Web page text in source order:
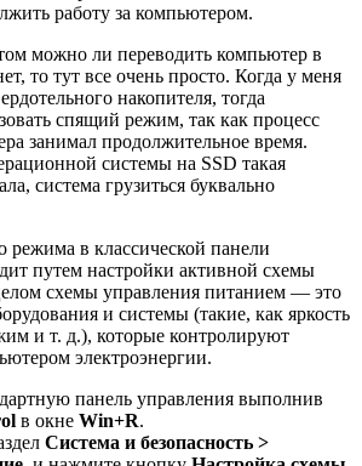
работу за компьютером.
можно ли переводить компьютер в
то тут все очень просто. Когда у меня
накопителя, тогда
спящий режим, так как процесс
занимал продолжительное время.
системы на SSD такая
система грузиться буквально
в классической панели
путем настройки активной схемы
схемы управления питанием — это
и системы (такие, как яркость
и т. д.), которые контролируют
электроэнергии.
панель управления выполнив
в окне Win+R.
Система и безопасность >